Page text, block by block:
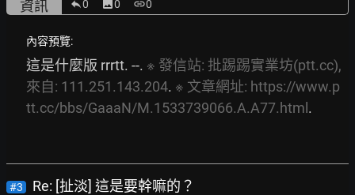
資訊 0 image0 link0
內容預覽:
這是什麼版 rrrtt. --. ※ 發信站: 批踢踢實業坊(ptt.cc),
來自: 111.251.143.204. ※ 文章網址: https://www.p
tt.cc/bbs/GaaaN/M.1533739066.A.A77.html .
#3
Re: [扯淡] 這是要幹嘛的？